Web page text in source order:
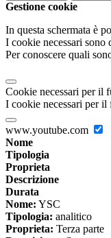
Gestione cookie
In questa schermata è
I cookie necessari
Per conoscere quali
Cookie necessari per il
I cookie necessari per il
www.youtube.com
Nome
Tipologia
Proprieta
Descrizione
Durata
Nome: YSC
Tipologia: analitico
Proprieta: Terza parte